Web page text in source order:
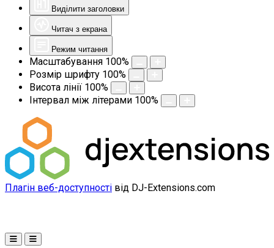
Виділити заголовки
Читач з екрана
Режим читання
Масштабування 100%
Розмір шрифту 100%
Висота лінії 100%
Інтервал між літерами 100%
Плагін веб-доступності від DJ-Extensions.com